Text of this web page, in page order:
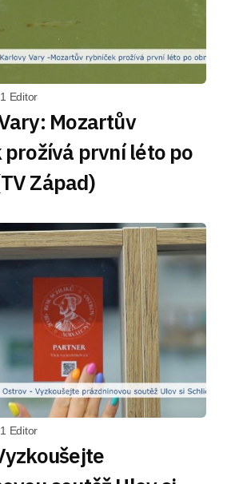
1 Editor
Mozartův
první léto po
Západ)
1 Editor